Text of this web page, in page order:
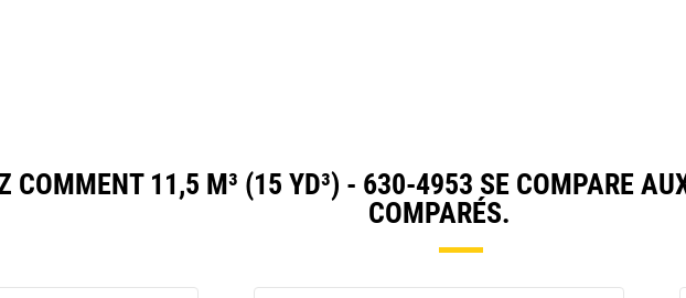
COMMENT 11,5 M³ (15 YD³) - 630-4953 SE COMPARE
COMPARÉS.